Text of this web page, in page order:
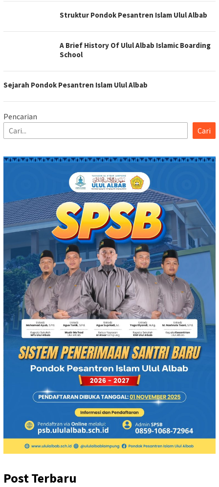
Struktur Pondok Pesantren Islam Ulul Albab
A Brief History Of Ulul Albab Islamic Boarding
School
Sejarah Pondok Pesantren Islam Ulul Albab
Pencarian
Cari
Post Terbaru